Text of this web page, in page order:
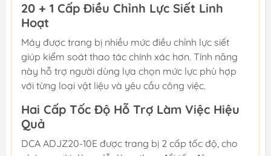
20 + 1 Cấp Điều Chỉnh Lực Siết Linh
Hoạt
Máy được trang bị nhiều mức điều chỉnh lực siết
giúp kiểm soát thao tác chính xác hơn. Tính năng
này hỗ trợ người dùng lựa chọn mức lực phù hợp
với từng loại vật liệu và yêu cầu công việc.
Hai Cấp Tốc Độ Hỗ Trợ Làm Việc Hiệu
Quả
DCA ADJZ20-10E được trang bị 2 cấp tốc độ, cho